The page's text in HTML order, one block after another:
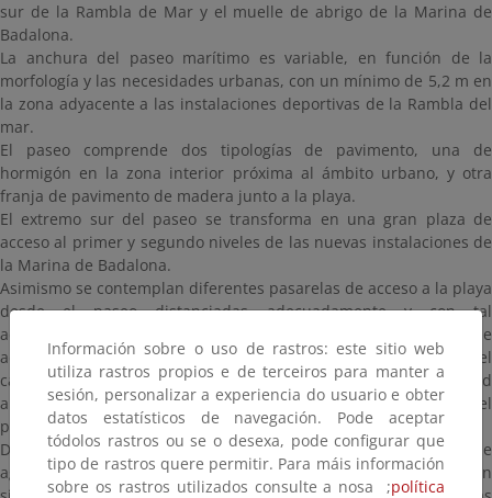
sur de la Rambla de Mar y el muelle de abrigo de la Marina de
Badalona.
La anchura del paseo marítimo es variable, en función de la
morfología y las necesidades urbanas, con un mínimo de 5,2 m en
la zona adyacente a las instalaciones deportivas de la Rambla del
mar.
El paseo comprende dos tipologías de pavimento, una de
hormigón en la zona interior próxima al ámbito urbano, y otra
franja de pavimento de madera junto a la playa.
El extremo sur del paseo se transforma en una gran plaza de
acceso al primer y segundo niveles de las nuevas instalaciones de
la Marina de Badalona.
Asimismo se contemplan diferentes pasarelas de acceso a la playa
desde el paseo distanciadas adecuadamente y con tal
accesibilidad a personas con movilidad reducida. También se
acondicionan los pasos inferiores de acceso al paseo desde el
casco urbano de Badalona, permitiendo dar una mayor seguridad
al acceso de los ciudadanos a la playa y consiguiendo vertebrar el
paseo con el resto de la red viaria municipal.
Dentro de la actuación se contempla el desvío de un colector de
aguas pluviales que desagua en el mar, hacia una ubicación
Información sobre o uso de rastros: este sitio web
utiliza rastros propios e de terceiros para manter a
sesión, personalizar a experiencia do usuario e obter
datos estatísticos de navegación. Pode aceptar
tódolos rastros ou se o desexa, pode configurar que
tipo de rastros quere permitir. Para máis información
sobre os rastros utilizados consulte a nosa ;política